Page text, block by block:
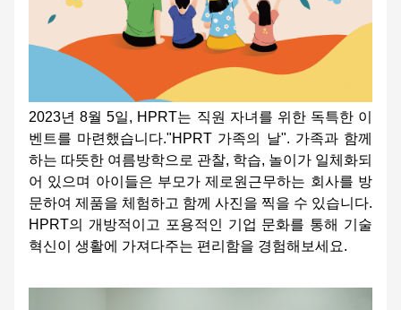
2023년 8월 5일, HPRT는 직원 자녀를 위한 독특한 이
벤트를 마련했습니다."HPRT 가족의 날". 가족과 함께
하는 따뜻한 여름방학으로 관찰, 학습, 놀이가 일체화되
어 있으며 아이들은 부모가 제로원근무하는 회사를 방
문하여 제품을 체험하고 함께 사진을 찍을 수 있습니다.
HPRT의 개방적이고 포용적인 기업 문화를 통해 기술
혁신이 생활에 가져다주는 편리함을 경험해보세요.